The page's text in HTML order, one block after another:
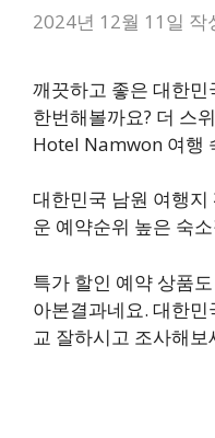
2024년 12월 11일 작
깨끗하고 좋은 대한
한번해볼까요? 더 스
Hotel Namwon 여행
대한민국 남원 여행
운 예약순위 높은 숙
특가 할인 예약 상품
아본결과네요. 대한
교 잘하시고 조사해보